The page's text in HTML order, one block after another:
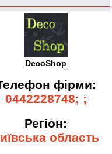
DecoShop
фірми:
0442228748; ;
Регіон:
область